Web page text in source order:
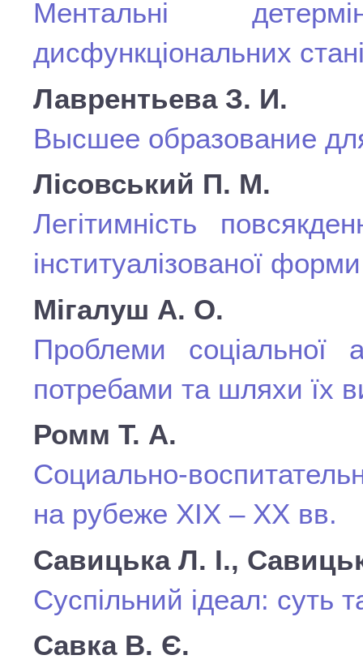
Ментальні
дисфункціональних
Лаврентьева З. И.
Высшее образование
Лісовський П. М.
Легітимність
інституалізованої
Мігалуш А. О.
Проблеми соціальної
потребами та шляхи їх
Ромм Т. А.
Социально-
на рубеже XIX – XX вв.
Савицька Л. І.,
Суспільний ідеал: суть
Савка В. Є.